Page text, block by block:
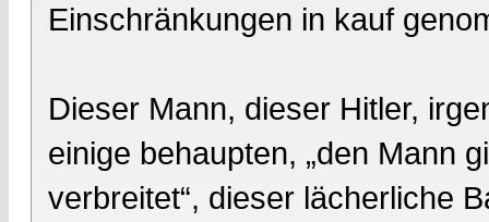
Einschränkungen in kauf
Dieser Mann, dieser Hitler,
einige behaupten, „den Mann
verbreitet“, dieser lächerliche